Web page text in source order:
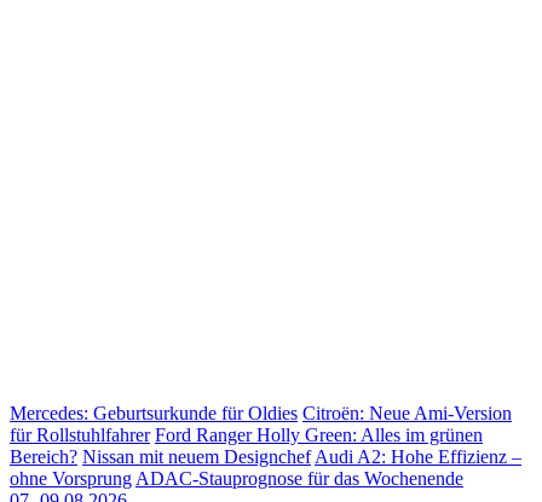
Mercedes: Geburtsurkunde für Oldies Citroën: Neue Ami-Version
für Rollstuhlfahrer Ford Ranger Holly Green: Alles im grünen
Bereich? Nissan mit neuem Designchef Audi A2: Hohe Effizienz –
ohne Vorsprung ADAC-Stauprognose für das Wochenende